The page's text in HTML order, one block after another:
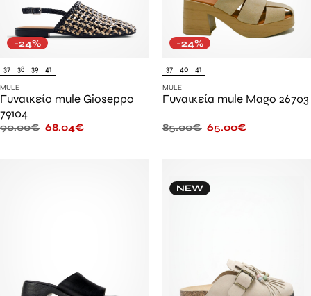
-24%
37 38 39 41
MULE
Γυναικείο mule Gioseppo
79104
90.00€ 68.04€
-24%
37 40 41
MULE
Γυναικεία mule Mago 26703
85.00€ 65.00€
NEW